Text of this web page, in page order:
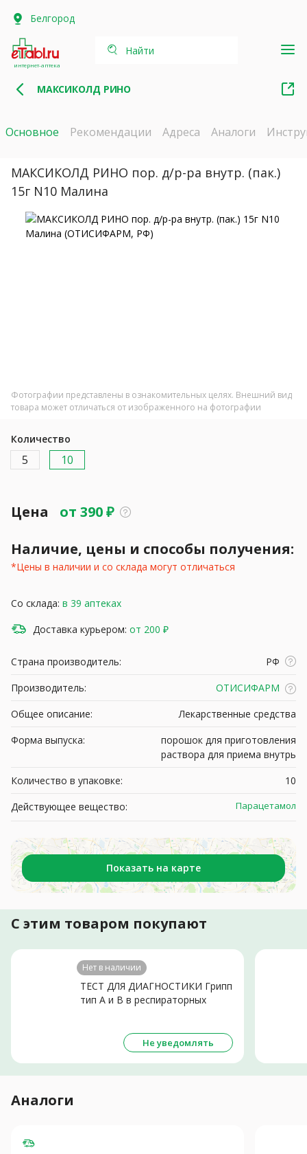
Белгород
интернет-аптека
Найти
МАКСИКОЛД РИНО
Основное Рекомендации Адреса Аналоги
МАКСИКОЛД РИНО пор. д/р-ра внутр. (пак.)
15г N10 Малина
Фотографии представлены в ознакомительных целях. Внешний вид
товара может отличаться от изображенного на фотографии
Количество
5 10
Цена от 390₽
Наличие, цены и способы получения:
*Цены в наличии и со склада могут отличаться
Со склада: в 39 аптеках
Доставка курьером: от 200 ₽
Страна производитель:
РФ
Производитель:
ОТИСИФАРМ
Общее описание:
Лекарственные средства
Форма выпуска:
порошок для приготовления
раствора для приема внутрь
Количество в упаковке:
10
Действующее вещество:
Парацетамол
Показать на карте
С этим товаром покупают
Нет в наличии
ТЕСТ ДЛЯ ДИАГНОСТИКИ Грипп
тип А и В в респираторных
Не уведомлять
Аналоги